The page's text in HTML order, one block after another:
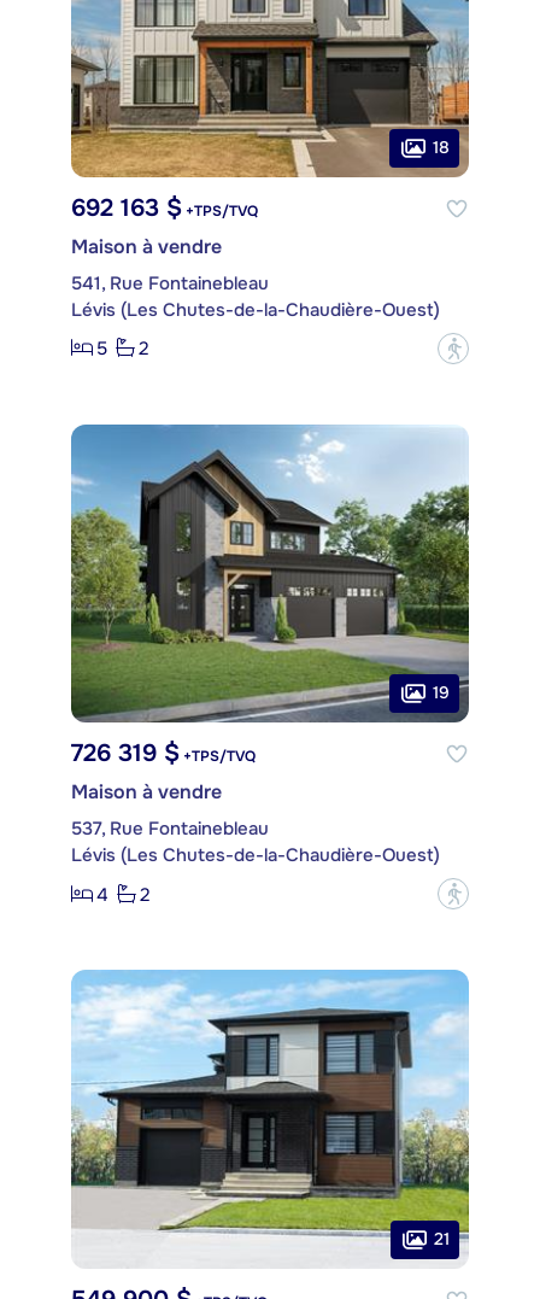
18
692 163 $ +TPS/TVQ
Maison à vendre
541, Rue Fontainebleau
Lévis (Les Chutes-de-la-Chaudière-Ouest)
5
2 ?
19
726 319 $ +TPS/TVQ
Maison à vendre
537, Rue Fontainebleau
Lévis (Les Chutes-de-la-Chaudière-Ouest)
4
2 ?
21